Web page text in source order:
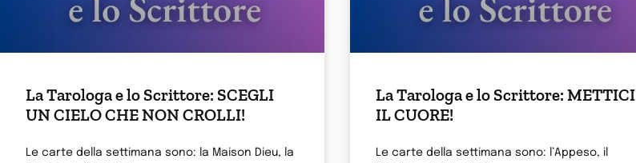
La Tarologa e lo Scrittore: SCEGLI
UN CIELO CHE NON CROLLI!
Le carte della settimana sono: la Maison Dieu, la
La Tarologa e lo Scrittore: METTICI
IL CUORE!
Le carte della settimana sono: l’Appeso, il